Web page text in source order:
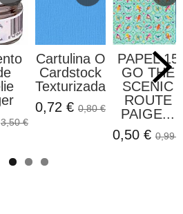
Cartulina O
Cardstock
Texturizada...
0,72 €0,80 €
PAPEL 15
GO THE
SCENIC
ROUTE
PAIGE...
0,50 €0,99 €